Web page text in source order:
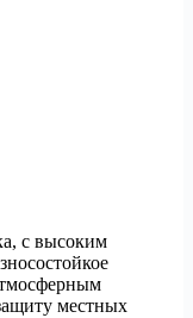
с высоким
местных